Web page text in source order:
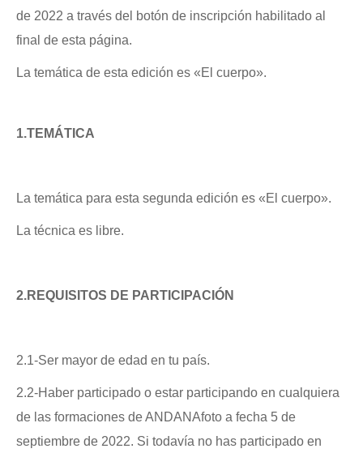
de 2022 a través del botón de inscripción habilitado al
final de esta página.
La temática de esta edición es «El cuerpo».
1.TEMÁTICA
La temática para esta segunda edición es «El cuerpo».
La técnica es libre.
2.REQUISITOS DE PARTICIPACIÓN
2.1-Ser mayor de edad en tu país.
2.2-Haber participado o estar participando en cualquiera
de las formaciones de ANDANAfoto a fecha 5 de
septiembre de 2022. Si todavía no has participado en